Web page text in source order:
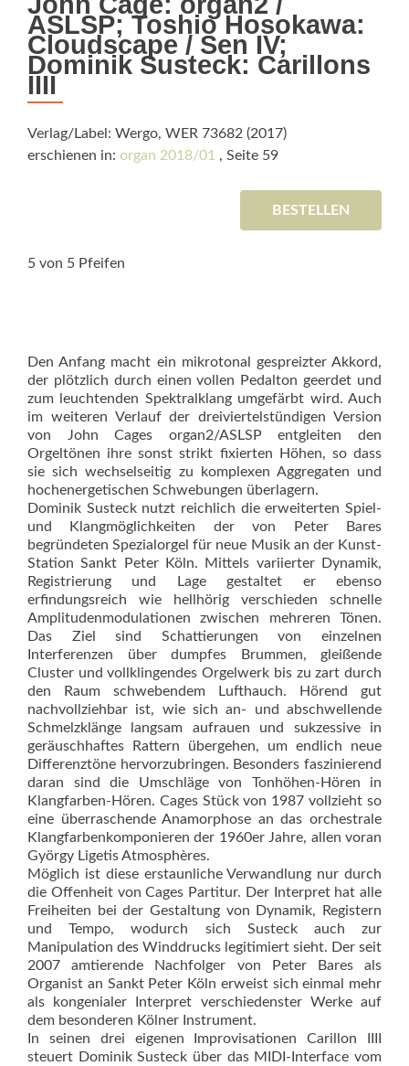
ASLSP; Toshio Hosokawa:
Cloudscape / Sen IV;
Dominik Susteck: Carillons
IIII
Verlag/Label: Wergo, WER 73682 (2017)
erschienen in: organ 2018/01 , Seite 59
BESTELLEN
5 von 5 Pfeifen
Den Anfang macht ein mikrotonal gespreizter Akkord,
der plötzlich durch einen vollen Pedalton geerdet und
zum leuchtenden Spektralklang umgefärbt wird. Auch
im weiteren Verlauf der dreiviertelstündigen Version
von John Cages organ2/ASLSP entgleiten den
Orgeltönen ihre sonst strikt fixierten Höhen, so dass
sie sich wechselseitig zu komplexen Aggregaten und
hochenergetischen Schwebungen überlagern.
Dominik Susteck nutzt reichlich die erweiterten Spiel-
und Klangmöglichkeiten der von Peter Bares
begründeten Spezialorgel für neue Musik an der Kunst-
Station Sankt Peter Köln. Mittels variierter Dynamik,
Registrierung und Lage gestaltet er ebenso
erfindungsreich wie hellhörig verschieden schnelle
Amplitudenmodulationen zwischen mehreren Tönen.
Das Ziel sind Schattierungen von einzelnen
Interferenzen über dumpfes Brummen, gleißende
Cluster und vollklingendes Orgelwerk bis zu zart durch
den Raum schwebendem Lufthauch. Hörend gut
nachvollziehbar ist, wie sich an- und abschwellende
Schmelzklänge langsam aufrauen und sukzessive in
geräuschhaftes Rattern übergehen, um endlich neue
Differenztöne hervorzubringen. Besonders faszinierend
daran sind die Umschläge von Tonhöhen-Hören in
Klangfarben-Hören. Cages Stück von 1987 vollzieht so
eine überraschende Anamorphose an das or­ches­trale
Klangfarbenkomponieren der 1960er Jahre, allen voran
György Ligetis Atmosphères.
Möglich ist diese erstaunliche Verwandlung nur durch
die Offenheit von Cages Partitur. Der Interpret hat alle
Freiheiten bei der Gestaltung von Dynamik, Registern
und Tempo, wodurch sich Susteck auch zur
Manipulation des Winddrucks legitimiert sieht. Der seit
2007 amtierende Nachfolger von Peter Bares als
Organist an Sankt Peter Köln erweist sich einmal mehr
als kongenialer Interpret verschiedenster Werke auf
dem besonderen Kölner Instrument.
In seinen drei eigenen Improvisationen Carillon IIII
steuert Dominik Sus­teck über das MIDI-Interface vom